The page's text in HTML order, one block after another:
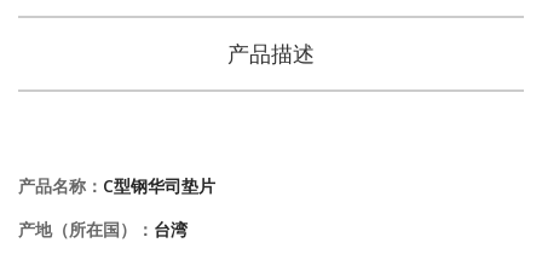
产品描述
产品名称： C型钢华司垫片
产地（所在国）： 台湾